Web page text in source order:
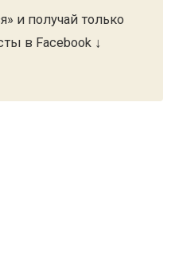
и получай только
в Facebook ↓